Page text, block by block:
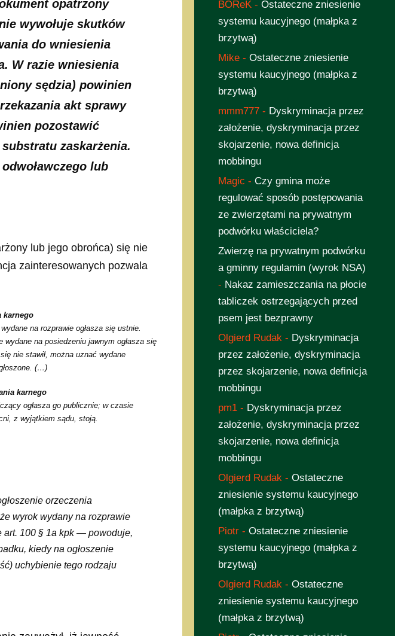
opatrzony
wywołuje skutków
do wniesienia
W razie wniesienia
sędzia) powinien
akt sprawy
pozostawić
zaskarżenia.
lub
lub jego obrońca) się nie
zainteresowanych pozwala
karnego
na rozprawie ogłasza się ustnie.
na posiedzeniu jawnym ogłasza się
nie stawił, można uznać wydane
(…)
karnego
ogłasza go publicznie; w czasie
z wyjątkiem sądu, stoją.
orzeczenia
wyrok wydany na rozprawie
art. 100 § 1a kpk — powoduje,
kiedy na ogłoszenie
uchybienie tego rodzaju
BOReK - Ostateczne zniesienie
systemu kaucyjnego (małpka z
brzytwą)
Mike - Ostateczne zniesienie
systemu kaucyjnego (małpka z
brzytwą)
mmm777 - Dyskryminacja przez
założenie, dyskryminacja przez
skojarzenie, nowa definicja
mobbingu
Magic - Czy gmina może
regulować sposób postępowania
ze zwierzętami na prywatnym
podwórku właściciela?
Zwierzę na prywatnym podwórku
a gminny regulamin (wyrok NSA)
- Nakaz zamieszczania na płocie
tabliczek ostrzegających przed
psem jest bezprawny
Olgierd Rudak - Dyskryminacja
przez założenie, dyskryminacja
przez skojarzenie, nowa definicja
mobbingu
pm1 - Dyskryminacja przez
założenie, dyskryminacja przez
skojarzenie, nowa definicja
mobbingu
Olgierd Rudak - Ostateczne
zniesienie systemu kaucyjnego
(małpka z brzytwą)
Piotr - Ostateczne zniesienie
systemu kaucyjnego (małpka z
brzytwą)
Olgierd Rudak - Ostateczne
zniesienie systemu kaucyjnego
(małpka z brzytwą)